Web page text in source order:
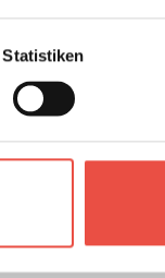
Statistiken
vor